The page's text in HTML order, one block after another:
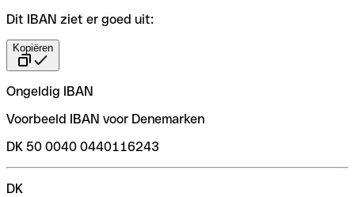
Dit IBAN ziet er goed uit:
Kopiëren
Ongeldig IBAN
Voorbeeld IBAN voor Denemarken
DK 50 0040 0440116243
DK